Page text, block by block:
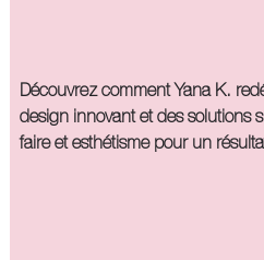
Découvrez comment Yana K.
design innovant et des solutions
faire et esthétisme pour un